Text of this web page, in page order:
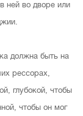
ней во дворе или
должна быть на
рессорах,
глубокой, чтобы
чтобы он мог